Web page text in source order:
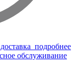
подробнее
обслуживание